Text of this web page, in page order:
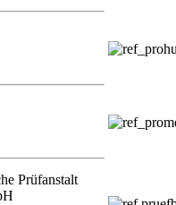
Prüfanstalt